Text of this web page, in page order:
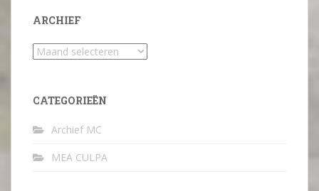
ARCHIEF
Archief
CATEGORIEËN
Archief MC
MEA CULPA